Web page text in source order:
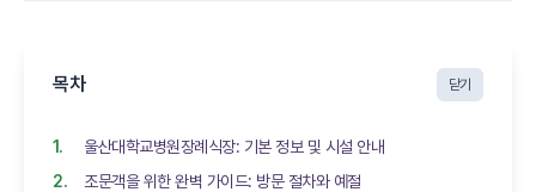
목차 닫기
울산대학교병원장례식장: 기본 정보 및 시설 안내
조문객을 위한 완벽 가이드: 방문 절차와 예절